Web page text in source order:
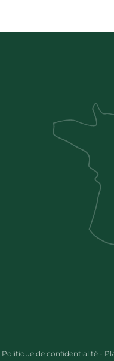
Politique de confidentialité -